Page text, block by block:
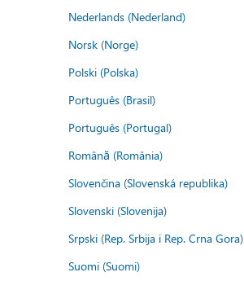
Nederlands (Nederland)
Norsk (Norge)
Polski (Polska)
Português (Brasil)
Português (Portugal)
Română (România)
Slovenčina (Slovenská republika)
Slovenski (Slovenija)
Srpski (Rep. Srbija i Rep. Crna Gora)
Suomi (Suomi)